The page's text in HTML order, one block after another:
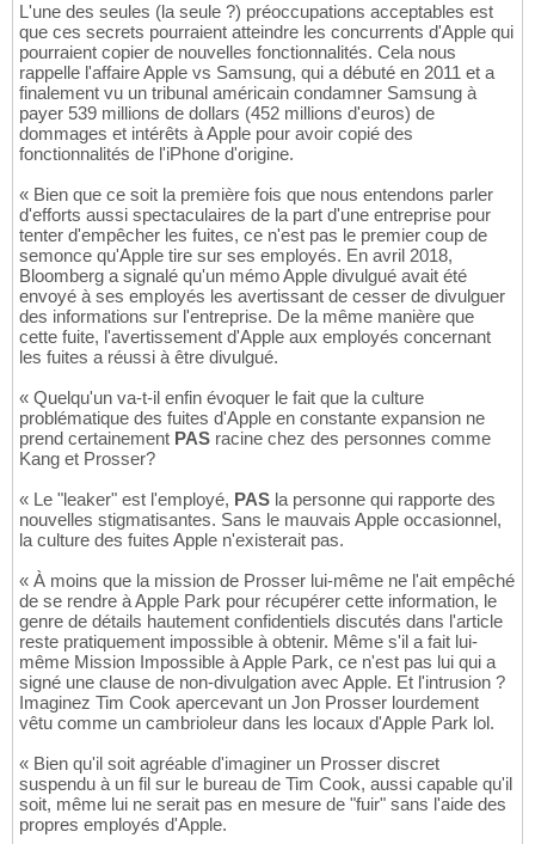
L'une des seules (la seule ?) préoccupations acceptables est
que ces secrets pourraient atteindre les concurrents d'Apple qui
pourraient copier de nouvelles fonctionnalités. Cela nous
rappelle l'affaire Apple vs Samsung, qui a débuté en 2011 et a
finalement vu un tribunal américain condamner Samsung à
payer 539 millions de dollars (452 millions d'euros) de
dommages et intérêts à Apple pour avoir copié des
fonctionnalités de l'iPhone d'origine.
« Bien que ce soit la première fois que nous entendons parler
d'efforts aussi spectaculaires de la part d'une entreprise pour
tenter d'empêcher les fuites, ce n'est pas le premier coup de
semonce qu'Apple tire sur ses employés. En avril 2018,
Bloomberg a signalé qu'un mémo Apple divulgué avait été
envoyé à ses employés les avertissant de cesser de divulguer
des informations sur l'entreprise. De la même manière que
cette fuite, l'avertissement d'Apple aux employés concernant
les fuites a réussi à être divulgué.
« Quelqu'un va-t-il enfin évoquer le fait que la culture
problématique des fuites d'Apple en constante expansion ne
prend certainement PAS racine chez des personnes comme
Kang et Prosser?
« Le "leaker" est l'employé, PAS la personne qui rapporte des
nouvelles stigmatisantes. Sans le mauvais Apple occasionnel,
la culture des fuites Apple n'existerait pas.
« À moins que la mission de Prosser lui-même ne l'ait empêché
de se rendre à Apple Park pour récupérer cette information, le
genre de détails hautement confidentiels discutés dans l'article
reste pratiquement impossible à obtenir. Même s'il a fait lui-
même Mission Impossible à Apple Park, ce n'est pas lui qui a
signé une clause de non-divulgation avec Apple. Et l'intrusion ?
Imaginez Tim Cook apercevant un Jon Prosser lourdement
vêtu comme un cambrioleur dans les locaux d'Apple Park lol.
« Bien qu'il soit agréable d'imaginer un Prosser discret
suspendu à un fil sur le bureau de Tim Cook, aussi capable qu'il
soit, même lui ne serait pas en mesure de "fuir" sans l'aide des
propres employés d'Apple.